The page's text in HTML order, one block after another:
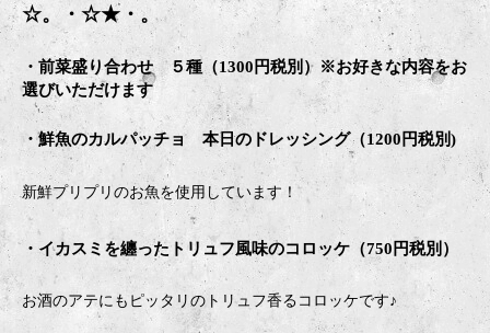
☆。・☆★・。
・前菜盛り合わせ ５種（1300円税別）※お好きな内容をお
選びいただけます
・鮮魚のカルパッチョ 本日のドレッシング（1200円税別)
新鮮プリプリのお魚を使用しています！
・イカスミを纏ったトリュフ風味のコロッケ（750円税別）
お酒のアテにもピッタリのトリュフ香るコロッケです♪